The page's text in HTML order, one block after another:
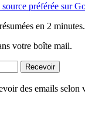
préférée sur
en 2 minutes.
votre boîte mail.
Recevoir
des emails selon